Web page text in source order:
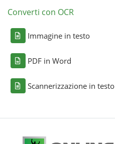
Converti con OCR
Immagine in testo
PDF in Word
Scannerizzazione in testo